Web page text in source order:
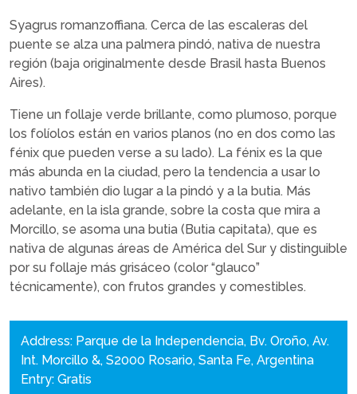
Syagrus romanzoffiana. Cerca de las escaleras del
puente se alza una palmera pindó, nativa de nuestra
región (baja originalmente desde Brasil hasta Buenos
Aires).
Tiene un follaje verde brillante, como plumoso, porque
los folíolos están en varios planos (no en dos como las
fénix que pueden verse a su lado). La fénix es la que
más abunda en la ciudad, pero la tendencia a usar lo
nativo también dio lugar a la pindó y a la butia. Más
adelante, en la isla grande, sobre la costa que mira a
Morcillo, se asoma una butia (Butia capitata), que es
nativa de algunas áreas de América del Sur y distinguible
por su follaje más grisáceo (color “glauco”
técnicamente), con frutos grandes y comestibles.
Address: Parque de la Independencia, Bv. Oroño, Av.
Int. Morcillo &, S2000 Rosario, Santa Fe, Argentina
Entry: Gratis